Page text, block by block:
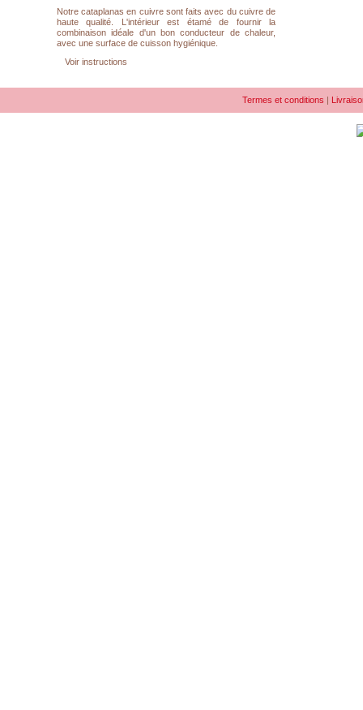
Notre cataplanas en cuivre sont faits avec du cuivre de
haute qualité. L'intérieur est étamé de fournir la
combinaison idéale d'un bon conducteur de chaleur,
avec une surface de cuisson hygiénique.
Voir instructions
Termes et conditions |